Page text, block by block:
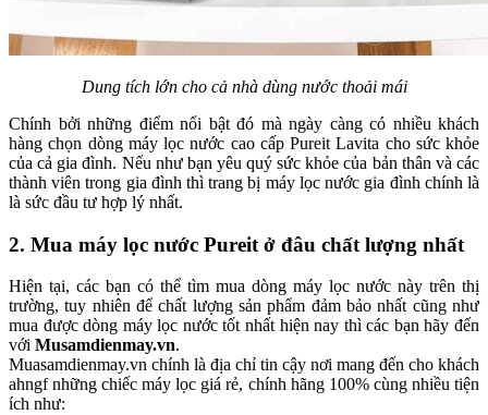
Dung tích lớn cho cả nhà dùng nước thoải mái
Chính bởi những điểm nổi bật đó mà ngày càng có nhiều khách
hàng chọn dòng máy lọc nước cao cấp Pureit Lavita cho sức khỏe
của cả gia đình. Nếu như bạn yêu quý sức khỏe của bản thân và các
thành viên trong gia đình thì trang bị máy lọc nước gia đình chính là
là sức đầu tư hợp lý nhất.
2. Mua máy lọc nước Pureit ở đâu chất lượng nhất
Hiện tại, các bạn có thể tìm mua dòng máy lọc nước này trên thị
trường, tuy nhiên để chất lượng sản phẩm đảm bảo nhất cũng như
mua được dòng máy lọc nước tốt nhất hiện nay thì các bạn hãy đến
với Musamdienmay.vn.
Muasamdienmay.vn chính là địa chỉ tin cậy nơi mang đến cho khách
ahngf những chiếc máy lọc giá rẻ, chính hãng 100% cùng nhiều tiện
ích như: